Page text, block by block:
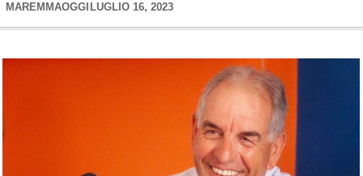
MAREMMAOGGI LUGLIO 16, 2023